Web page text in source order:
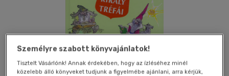
Személyre szabott könyvajánlatok!
Tisztelt Vásárlónk! Annak érdekében, hogy az ízléséhez minél
közelebb álló könyveket tudjunk a figyelmébe ajánlani, arra kérjük,